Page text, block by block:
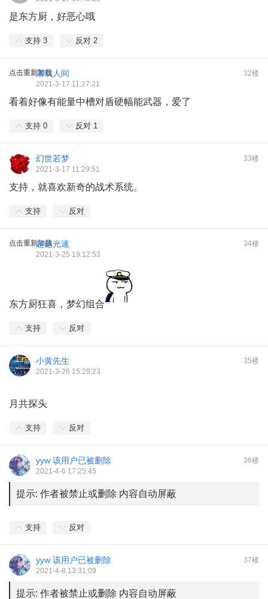
是东方厨，好恶心哦
支持 3 反对 2
点击重新加载 32楼
屠戏人间
2021-3-17 11:27:21
看着好像有能量中槽对盾硬幅能武器，爱了
支持 0 反对 1
33楼
幻世若梦
2021-3-17 11:29:51
支持，就喜欢新奇的战术系统。
支持 反对
点击重新加载 34楼
超越光速
2021-3-25 19:12:53
东方厨狂喜，梦幻组合
支持 反对
35楼
小黄先生
2021-3-26 15:29:23
月共探头
支持 反对
36楼
yyw 该用户已被删除
2021-4-6 17:25:45
提示: 作者被禁止或删除 内容自动屏蔽
支持 反对
37楼
yyw 该用户已被删除
2021-4-8 13:31:09
提示: 作者被禁止或删除 内容自动屏蔽